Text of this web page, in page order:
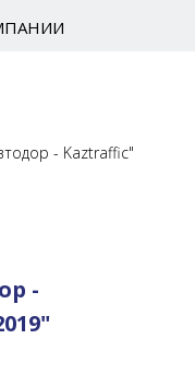
- Kaztraffic"
-